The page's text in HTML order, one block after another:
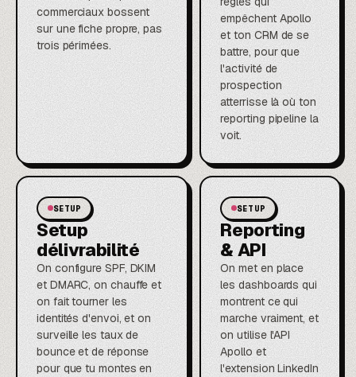
commerciaux bossent
sur une fiche propre, pas
trois périmées.
empêchent Apollo
et ton CRM de se
battre, pour que
l'activité de
prospection
atterrisse là où ton
reporting pipeline la
voit.
SETUP
Setup
délivrabilité
On configure SPF, DKIM
et DMARC, on chauffe et
on fait tourner les
identités d'envoi, et on
surveille les taux de
bounce et de réponse
pour que tu montes en
SETUP
Reporting
& API
On met en place
les dashboards qui
montrent ce qui
marche vraiment, et
on utilise l'API
Apollo et
l'extension LinkedIn